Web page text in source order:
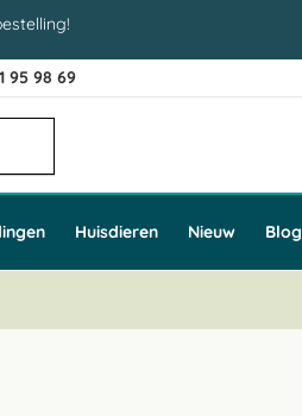
95 98 69
Huisdieren Nieuw Blog